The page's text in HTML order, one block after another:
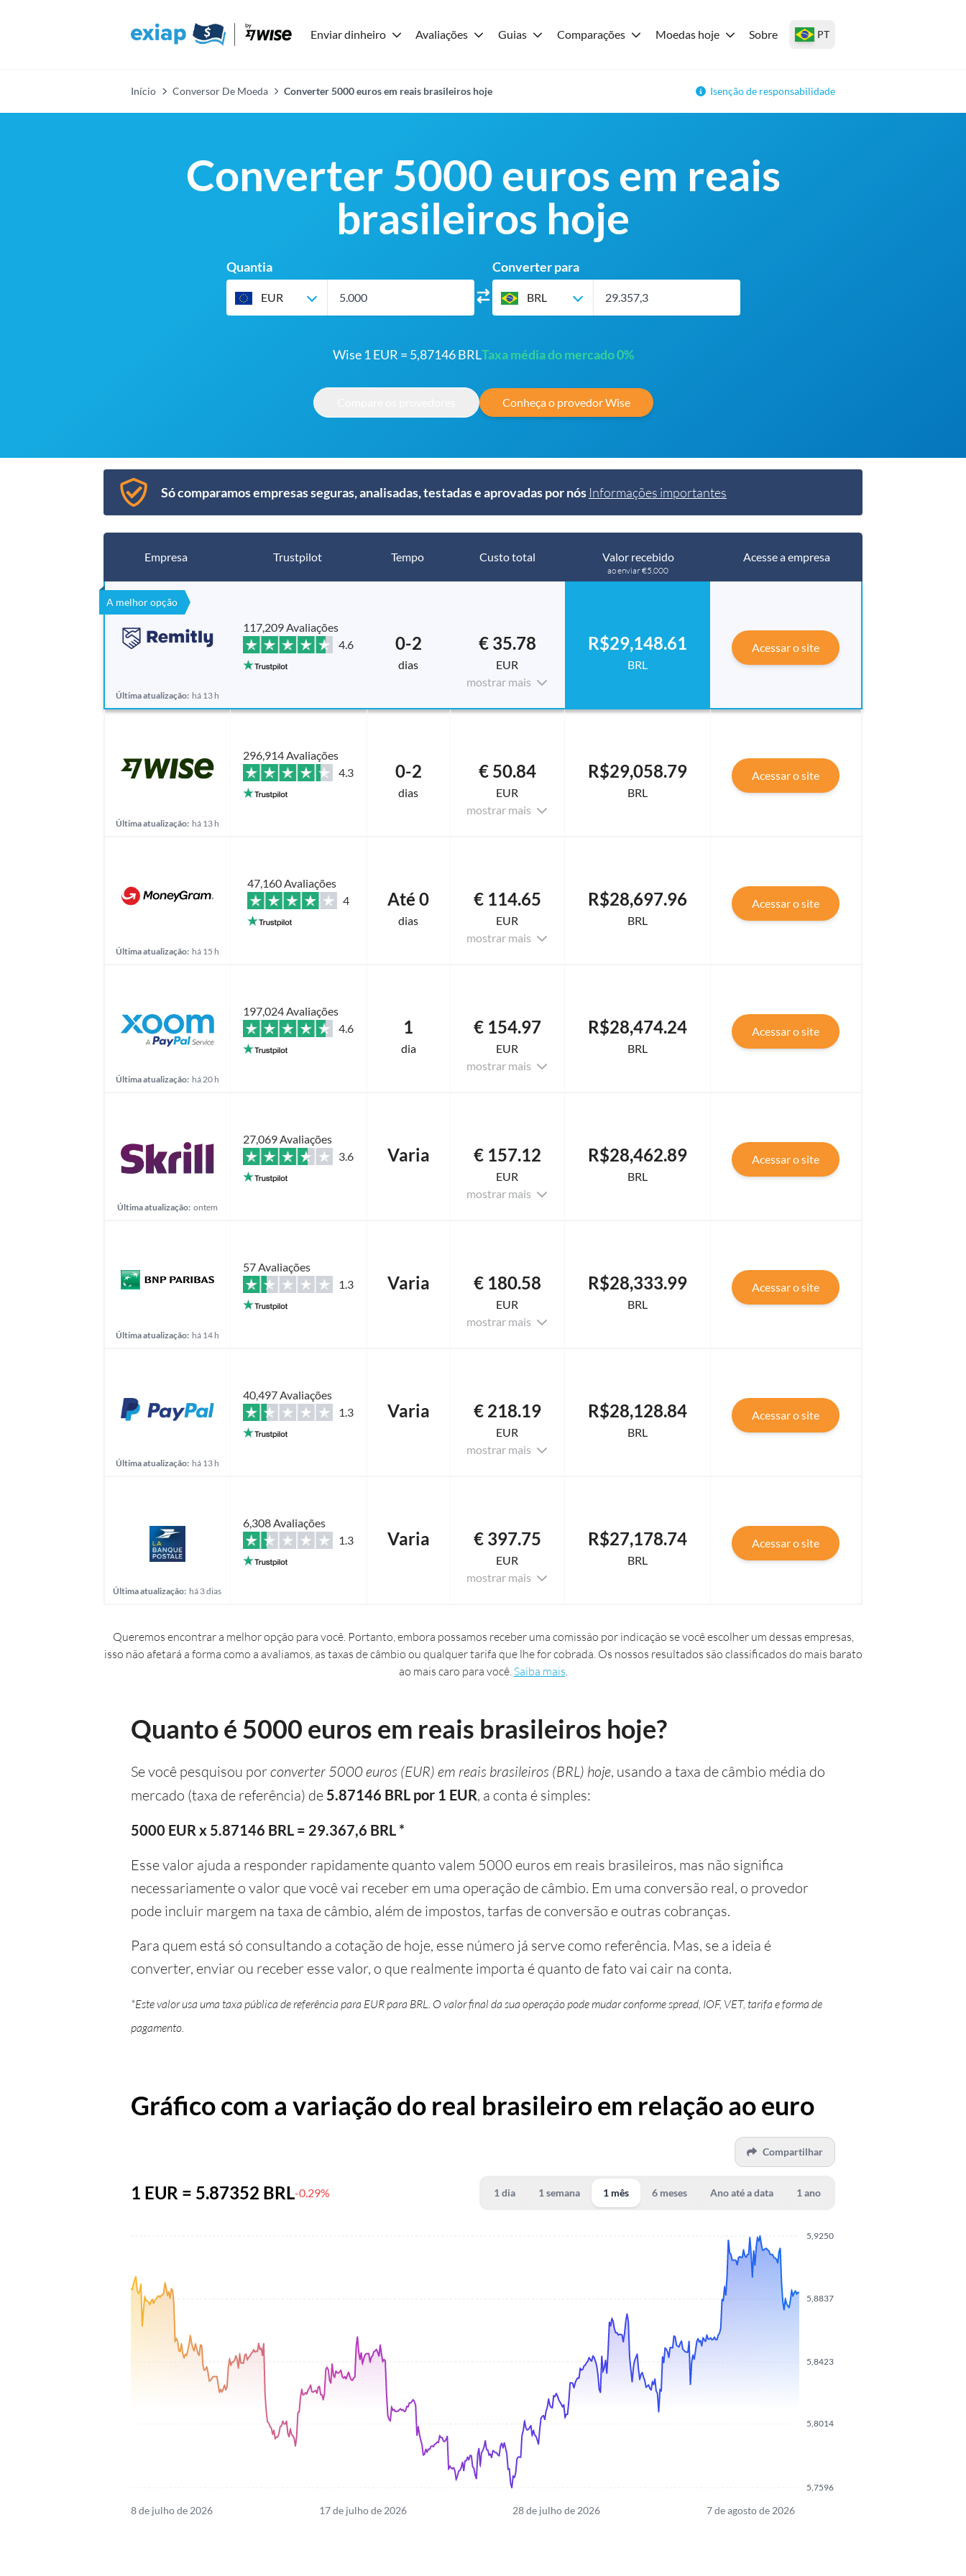
Enviar dinheiro Avaliações Guias Comparações Moedas hoje Sobre PT
Início Conversor De Moeda Converter 5000 euros em reais brasileiros hoje Isenção de responsabilidade
Converter 5000 euros em reais
brasileiros hoje
Quantia
EUR
Converter para
BRL
Wise 1 EUR = 5,87146 BRLTaxa média do mercado 0%
Conheça o provedor Wise
Só comparamos empresas seguras, analisadas, testadas e aprovadas por nós Informações importantes
Empresa Trustpilot Tempo Custo total Valor recebido
ao enviar €5,000
Acesse a empresa
A melhor opção
Última atualização: há 13 h
117,209 Avaliações
4.6
0-2
dias
€ 35.78
EUR
mostrar mais
R$29,148.61
BRL
Acessar o site
Última atualização: há 13 h
296,914 Avaliações
4.3
0-2
dias
€ 50.84
EUR
mostrar mais
R$29,058.79
BRL
Acessar o site
Última atualização: há 15 h
47,160 Avaliações
4
Até 0
dias
€ 114.65
EUR
mostrar mais
R$28,697.96
BRL
Acessar o site
Última atualização: há 20 h
197,024 Avaliações
4.6
1
dia
€ 154.97
EUR
mostrar mais
R$28,474.24
BRL
Acessar o site
Última atualização: ontem
27,069 Avaliações
3.6
Varia € 157.12
EUR
mostrar mais
R$28,462.89
BRL
Acessar o site
Última atualização: há 14 h
57 Avaliações
1.3
Varia € 180.58
EUR
mostrar mais
R$28,333.99
BRL
Acessar o site
Última atualização: há 13 h
40,497 Avaliações
1.3
Varia € 218.19
EUR
mostrar mais
R$28,128.84
BRL
Acessar o site
Última atualização: há 3 dias
6,308 Avaliações
1.3
Varia € 397.75
EUR
mostrar mais
R$27,178.74
BRL
Acessar o site
Queremos encontrar a melhor opção para você. Portanto, embora possamos receber uma comissão por indicação se você escolher um dessas empresas,
isso não afetará a forma como a avaliamos, as taxas de câmbio ou qualquer tarifa que lhe for cobrada. Os nossos resultados são classificados do mais barato
ao mais caro para você. Saiba mais.
Quanto é 5000 euros em reais brasileiros hoje?
Se você pesquisou porconverter 5000 euros (EUR) em reais brasileiros (BRL) hoje, usando a taxa de câmbio média do
mercado (taxa de referência) de 5.87146 BRL por 1 EUR, a conta é simples:
5000 EUR x 5.87146 BRL = 29.367,6 BRL *
Esse valor ajuda a responder rapidamente quanto valem 5000 euros em reais brasileiros, mas não significa
necessariamente o valor que você vai receber em uma operação de câmbio. Em uma conversão real, o provedor
pode incluir margem na taxa de câmbio, além de impostos, tarfas de conversão e outras cobranças.
Para quem está só consultando a cotação de hoje, esse número já serve como referência. Mas, se a ideia é
converter, enviar ou receber esse valor, o que realmente importa é quanto de fato vai cair na conta.
*Este valor usa uma taxa pública de referência para EUR para BRL. O valor final da sua operação pode mudar conforme spread, IOF, VET, tarifa e forma de
pagamento.
Gráfico com a variação do real brasileiro em relação ao euro
Compartilhar
1 EUR = 5.87352 BRL-0.29% 1 dia 1 semana 1 mês 6 meses Ano até a data 1 ano
5,7596
5,8014
5,8423
5,8837
5,9250
8 de julho de 2026 17 de julho de 2026 28 de julho de 2026 7 de agosto de 2026